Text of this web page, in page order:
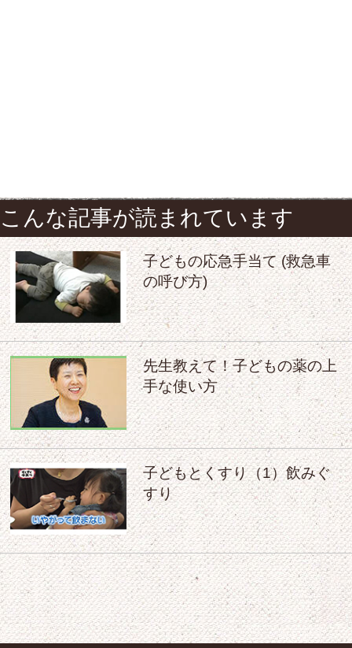
こんな記事が読まれています
子どもの応急手当て (救急車
の呼び方)
先生教えて！子どもの薬の上
手な使い方
子どもとくすり（1）飲みぐ
すり